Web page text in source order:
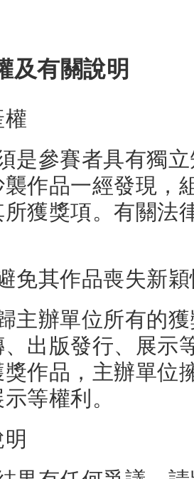
及有關說明
權
是參賽者具有獨
作品一經發現，
獲獎項。有關法
免其作品喪失新
主辦單位所有的
出版發行、展示
作品，主辦單位
等權利。